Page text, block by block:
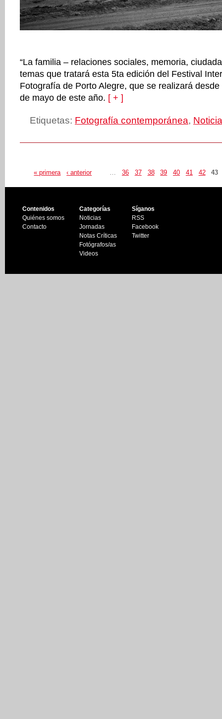
“La familia – relaciones sociales, memoria,
temas que tratará esta 5ta edición del Festival
Fotografía de Porto Alegre, que se realizará
de mayo de este año. [ + ]
Etiquetas: Fotografía contemporánea,
« primera ‹ anterior … 36 37 38 39 40 41 42 43
Contenidos
Quiénes somos
Contacto
Categorías
Noticias
Jornadas
Notas Críticas
Fotógrafos/as
Videos
Síganos
RSS
Facebook
Twitter